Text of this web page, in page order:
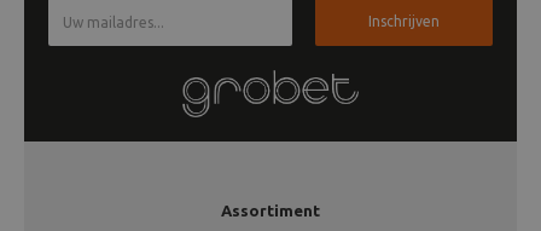
Inschrijven
Assortiment